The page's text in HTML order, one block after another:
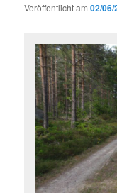
Veröffentlicht am02/06/